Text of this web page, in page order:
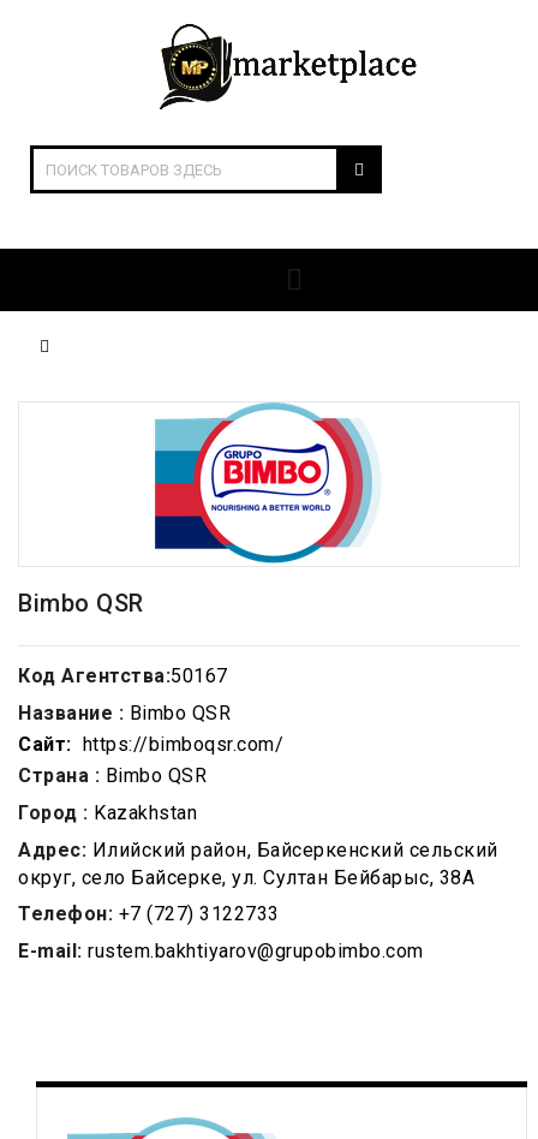
Bimbo QSR
Код Агентства:50167
Название : Bimbo QSR
Сайт: https://bimboqsr.com/
Страна : Bimbo QSR
Город : Kazakhstan
Адрес: Илийский район, Байсеркенский сельский
округ, село Байсерке, ул. Султан Бейбарыс, 38А
Телефон: +7 (727) 3122733
E-mail: rustem.bakhtiyarov@grupobimbo.com